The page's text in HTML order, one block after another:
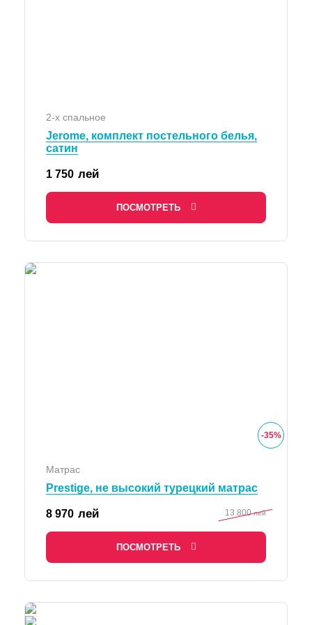
2-х спальное
Jerome, комплект постельного белья,
сатин
1 750 лей
ПОСМОТРЕТЬ
-35%
Матрас
Prestige, не высокий турецкий матрас
8 970 лей 13 800 лей
ПОСМОТРЕТЬ